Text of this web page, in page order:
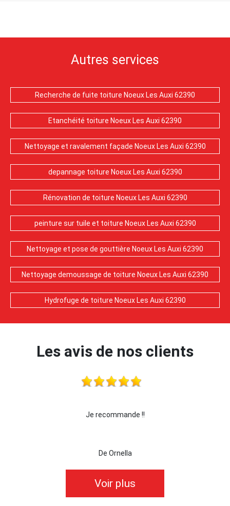
Autres services
Recherche de fuite toiture Noeux Les Auxi 62390
Etanchéité toiture Noeux Les Auxi 62390
Nettoyage et ravalement façade Noeux Les Auxi 62390
depannage toiture Noeux Les Auxi 62390
Rénovation de toiture Noeux Les Auxi 62390
peinture sur tuile et toiture Noeux Les Auxi 62390
Nettoyage et pose de gouttière Noeux Les Auxi 62390
Nettoyage demoussage de toiture Noeux Les Auxi 62390
Hydrofuge de toiture Noeux Les Auxi 62390
Les avis de nos clients
Je recommande !!
Voir plus